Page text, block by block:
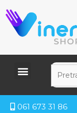
061 673 31 86